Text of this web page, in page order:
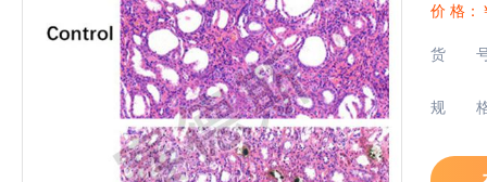
价 格：
货
规